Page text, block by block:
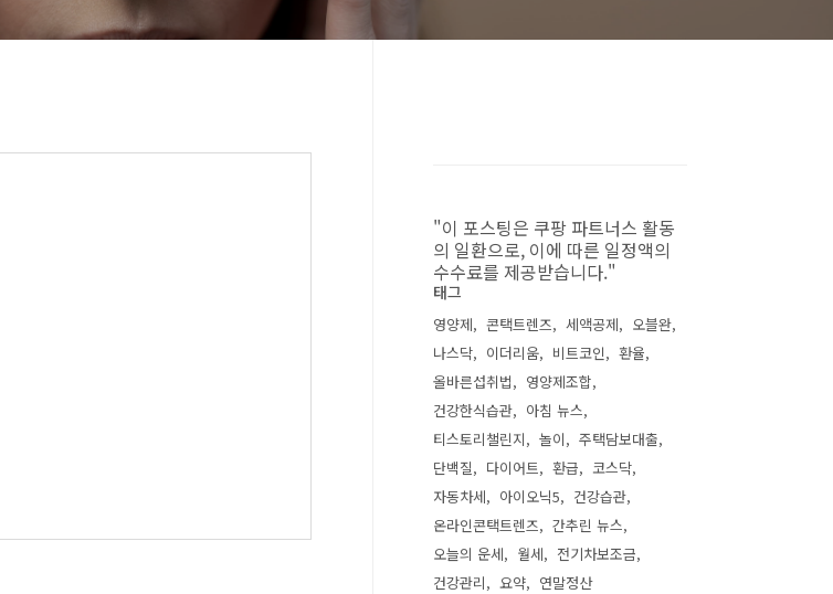
"이 포스팅은 쿠팡 파트너스 활동
의 일환으로, 이에 따른 일정액의
수수료를 제공받습니다."
태그
영양제 콘택트렌즈 세액공제
오블완
나스닥
이더리움 비트코인
환율
올바른섭취법
영양제조합
건강한식습관
아침 뉴스
티스토리챌린지
놀이
주택담보대출
단백질
다이어트 환급
코스닥
자동차세
아이오닉5
건강습관
온라인콘택트렌즈
간추린 뉴스
오늘의 운세
월세
전기차보조금
건강관리
요약 연말정산